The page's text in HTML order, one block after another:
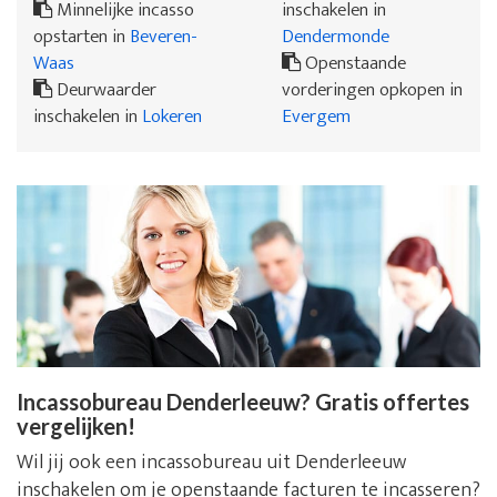
Minnelijke incasso
opstarten in Beveren-
Waas
Deurwaarder
inschakelen in Lokeren
inschakelen in
Dendermonde
Openstaande
vorderingen opkopen in
Evergem
Incassobureau Denderleeuw? Gratis offertes
vergelijken!
Wil jij ook een incassobureau uit Denderleeuw
inschakelen om je openstaande facturen te incasseren?